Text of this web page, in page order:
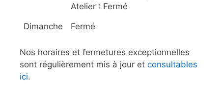
Atelier : Fermé
Dimanche Fermé
Nos horaires et fermetures exceptionnelles
sont régulièrement mis à jour et consultables
ici.